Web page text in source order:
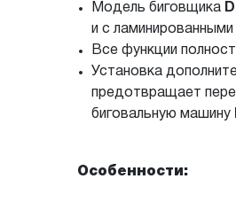
Модель биговщика
и с
Все функции
Установка
предотвращает
биговальную машину
Особенности: